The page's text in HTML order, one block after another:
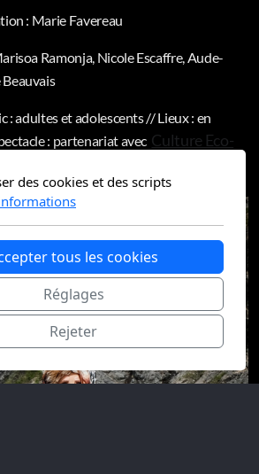
: Marie Favereau
Ramonja, Nicole Escaffre, Aude-
Beauvais
: adultes et adolescents // Lieux : en
: partenariat avec Culture Eco-
des cookies et des scripts
tous les cookies
Réglages
Rejeter